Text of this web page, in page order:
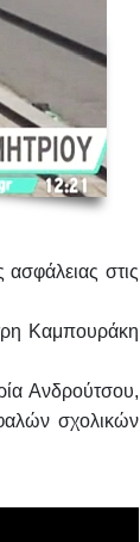
ασφάλειας στις
Καμπουράκη
Ανδρούτσου,
σχολικών